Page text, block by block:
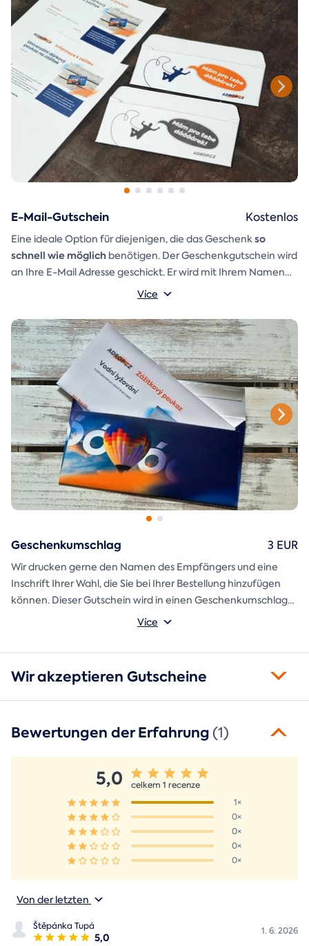
E-Mail-Gutschein
Eine ideale Option für diejenigen, die das Geschenkso
schnell wie möglich benötigen. Der Geschenkgutschein wird
an Ihre E-Mail Adresse geschickt. Er wird mit Ihrem Namen
und einer Aufschrift versehen, die Sie selbst schreiben
ausschneiden und zusammenkleben können, ist ebenfalls in
der E-Mail enthalten.
Více
Kostenlos
Geschenkumschlag
Wir drucken gerne den Namen des Empfängers und eine
Inschrift Ihrer Wahl, die Sie bei Ihrer Bestellung hinzufügen
können. Dieser Gutschein wird in einen Geschenkumschlag
gesteckt und direkt an Sie versandt.
Více
3 EUR
Wir akzeptieren Gutscheine
Bewertungen der Erfahrung(1)
5,0
celkem 1 recenze
1×
0×
0×
0×
0×
Von der letzten
Štěpánka Tupá
5,0 1. 6. 2026